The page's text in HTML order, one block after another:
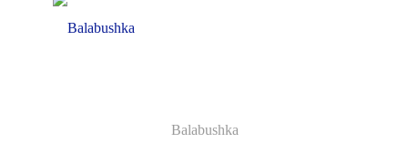
Balabushka